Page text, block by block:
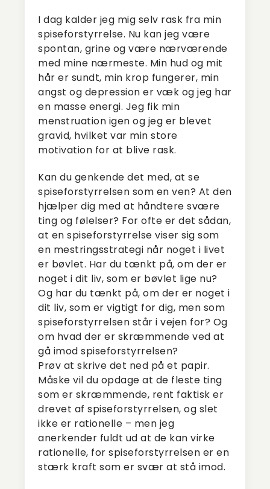
I dag kalder jeg mig selv rask fra min
spiseforstyrrelse. Nu kan jeg være
spontan, grine og være nærværende
med mine nærmeste. Min hud og mit
hår er sundt, min krop fungerer, min
angst og depression er væk og jeg har
en masse energi. Jeg fik min
menstruation igen og jeg er blevet
gravid, hvilket var min store
motivation for at blive rask.
Kan du genkende det med, at se
spiseforstyrrelsen som en ven? At den
hjælper dig med at håndtere svære
ting og følelser? For ofte er det sådan,
at en spiseforstyrrelse viser sig som
en mestringsstrategi når noget i livet
er bøvlet. Har du tænkt på, om der er
noget i dit liv, som er bøvlet lige nu?
Og har du tænkt på, om der er noget i
dit liv, som er vigtigt for dig, men som
spiseforstyrrelsen står i vejen for? Og
om hvad der er skræmmende ved at
gå imod spiseforstyrrelsen?
Prøv at skrive det ned på et papir.
Måske vil du opdage at de fleste ting
som er skræmmende, rent faktisk er
drevet af spiseforstyrrelsen, og slet
ikke er rationelle – men jeg
anerkender fuldt ud at de kan virke
rationelle, for spiseforstyrrelsen er en
stærk kraft som er svær at stå imod.